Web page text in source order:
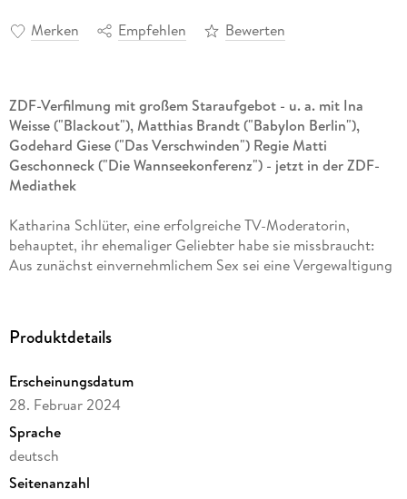
Merken Empfehlen Bewerten
ZDF-Verfilmung mit großem Staraufgebot - u. a. mit Ina
Weisse ("Blackout"), Matthias Brandt ("Babylon Berlin"),
Godehard Giese ("Das Verschwinden") Regie Matti
Geschonneck ("Die Wannseekonferenz") - jetzt in der ZDF-
Mediathek
Katharina Schlüter, eine erfolgreiche TV-Moderatorin,
behauptet, ihr ehemaliger Geliebter habe sie missbraucht:
Aus zunächst einvernehmlichem Sex sei eine Vergewaltigung
Menschen hinaus, geht es um nichts weniger als um die
ausmachen.
Produktdetails
Erscheinungsdatum
28. Februar 2024
Sprache
deutsch
Seitenanzahl